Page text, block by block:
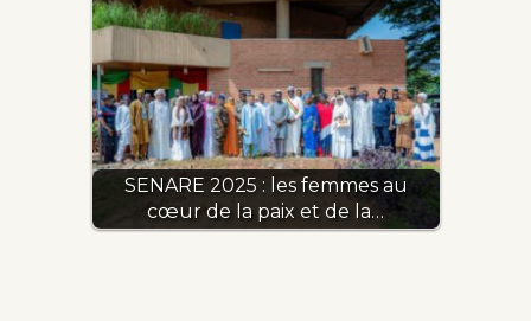
SENARE 2025 : les femmes au
cœur de la paix et de la…